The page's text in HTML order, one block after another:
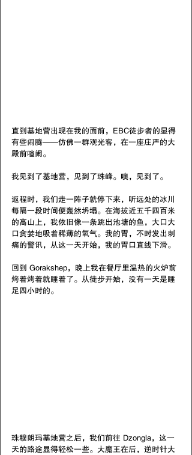
直到基地营出现在我的面前，EBC徒步者的显得
有些闹腾——仿佛一群观光客，在一座庄严的大
殿前喧闹。
我见到了基地营，见到了珠峰。噢，见到了。
返程时，我们走一阵子就停下来，听远处的冰川
每隔一段时间便轰然坍塌。在海拔近五千四百米
的高山上，我依旧像一条跳出池塘的鱼，大口大
口贪婪地吸着稀薄的氧气。我的胃，不时发出刺
痛的警讯，从这一天开始，我的胃口直线下滑。
回到 Gorakshep，晚上我在餐厅里温热的火炉前
烤着烤着就睡着了。从徒步开始，没有一天是睡
足四小时的。
珠穆朗玛基地营之后，我们前往 Dzongla，这一
天的路途显得轻松一些。大魔王在后，逆时针大